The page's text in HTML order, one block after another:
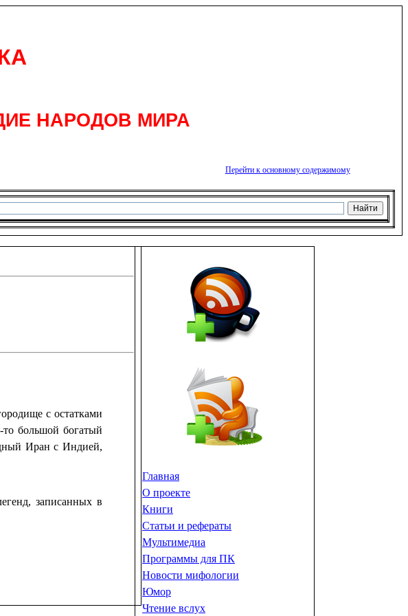
НАРОДОВ МИРА
Перейти к основному содержимому
Главная
О проекте
Книги
Статьи и рефераты
Мультимедиа
Программы для ПК
Новости мифологии
Юмор
Чтение вслух
с остатками
большой богатый
Иран с Индией,
записанных в